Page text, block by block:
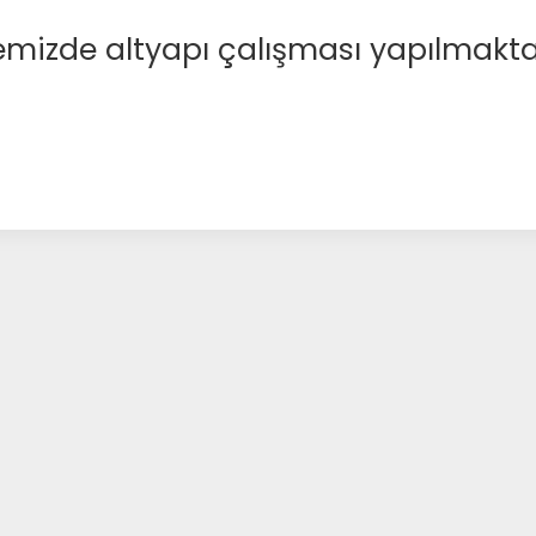
altyapı çalışması